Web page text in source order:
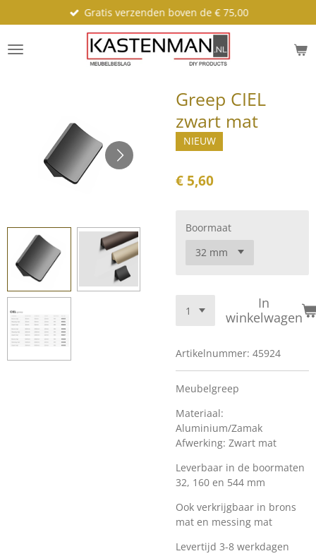
direct
naar
de
Gratis verzenden boven de € 75,00
Greep CIEL
zwart mat
NIEUW
€ 5,60
Boormaat
In
winkelwagen
Artikelnummer: 45924
Meubelgreep
Materiaal:
Aluminium/Zamak
Afwerking: Zwart mat
Leverbaar in de boormaten
32, 160 en 544 mm
Ook verkrijgbaar in brons
mat en messing mat
Levertijd 3-8 werkdagen